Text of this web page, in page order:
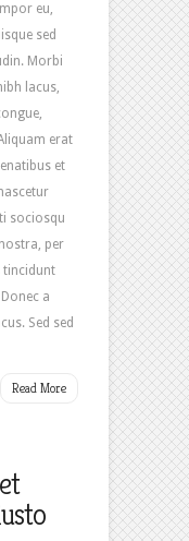
eu,
sed
Morbi
lacus,
erat
et
sociosqu
per
tincidunt
a
Sed sed
Read More